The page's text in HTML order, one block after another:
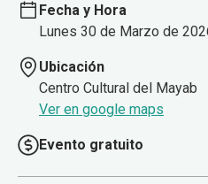
Fecha y Hora
Lunes 30 de Marzo de
Ubicación
Centro Cultural del Mayab
Ver en google maps
Evento gratuito